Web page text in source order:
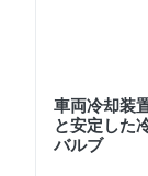
車両冷却装
と安定した
バルブ